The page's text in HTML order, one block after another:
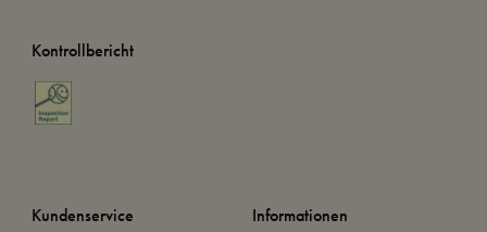
Kontrollbericht
Kundenservice
Informationen